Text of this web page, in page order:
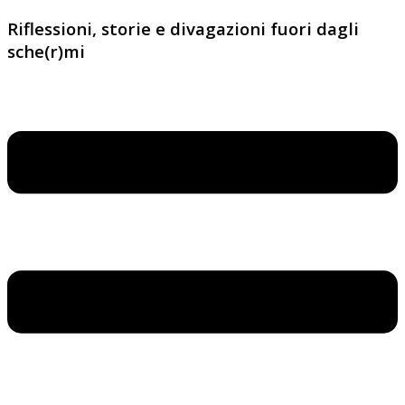
Riflessioni, storie e divagazioni fuori dagli
sche(r)mi